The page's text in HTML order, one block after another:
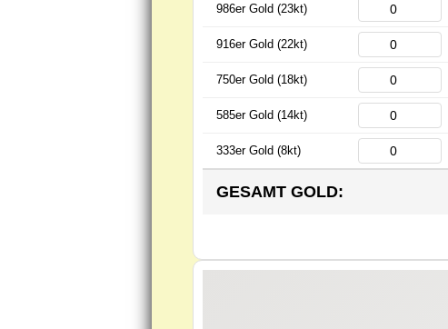
986er Gold (23kt)
916er Gold (22kt)
750er Gold (18kt)
585er Gold (14kt)
333er Gold (8kt)
GESAMT GOLD: